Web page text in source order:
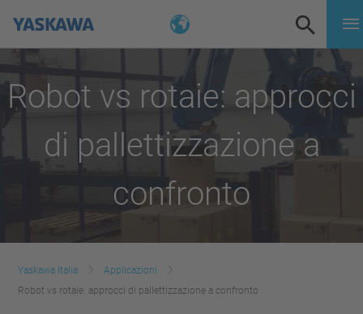
Robot vs rotaie: approcci
di pallettizzazione a
confronto
Yaskawa Italia
Applicazioni
Robot vs rotaie: approcci di pallettizzazione a confronto